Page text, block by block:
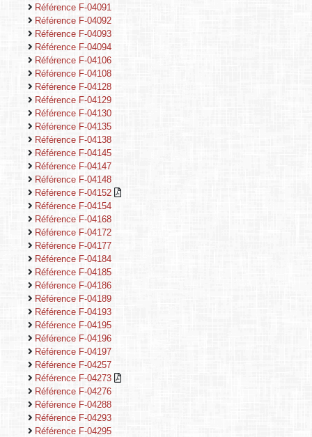
Référence F-04091
Référence F-04092
Référence F-04093
Référence F-04094
Référence F-04106
Référence F-04108
Référence F-04128
Référence F-04129
Référence F-04130
Référence F-04135
Référence F-04138
Référence F-04145
Référence F-04147
Référence F-04148
Référence F-04152
Référence F-04154
Référence F-04168
Référence F-04172
Référence F-04177
Référence F-04184
Référence F-04185
Référence F-04186
Référence F-04189
Référence F-04193
Référence F-04195
Référence F-04196
Référence F-04197
Référence F-04257
Référence F-04273
Référence F-04276
Référence F-04288
Référence F-04293
Référence F-04295